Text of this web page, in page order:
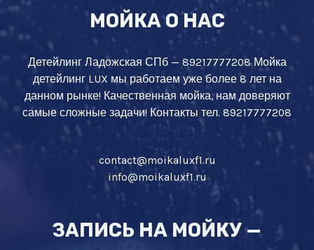
МОЙКА О НАС
Детейлинг Ладожская СПб — 89217777208 Мойка
детейлинг LUX мы работаем уже более 8 лет на
данном рынке! Качественная мойка, нам доверяют
самые сложные задачи! Контакты тел. 89217777208
contact@moikaluxf1.ru
info@moikaluxf1.ru
ЗАПИСЬ НА МОЙКУ —